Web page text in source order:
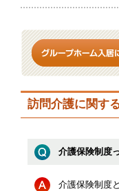
訪問介護に関す
介護保険制度
介護保険制度